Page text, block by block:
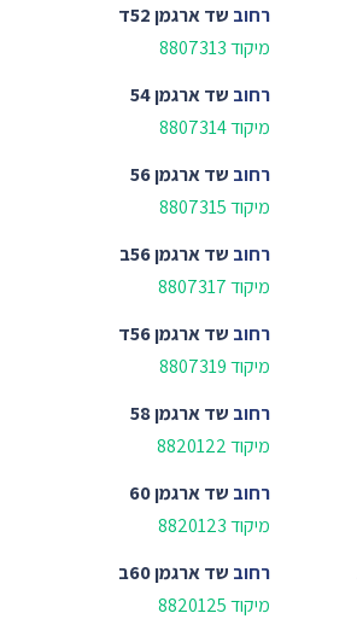
רחוב שד ארגמן 52ד
מיקוד 8807313
רחוב שד ארגמן 54
מיקוד 8807314
רחוב שד ארגמן 56
מיקוד 8807315
רחוב שד ארגמן 56ב
מיקוד 8807317
רחוב שד ארגמן 56ד
מיקוד 8807319
רחוב שד ארגמן 58
מיקוד 8820122
רחוב שד ארגמן 60
מיקוד 8820123
רחוב שד ארגמן 60ב
מיקוד 8820125